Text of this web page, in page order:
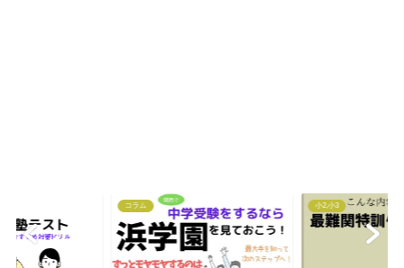
コラム 小2,小3